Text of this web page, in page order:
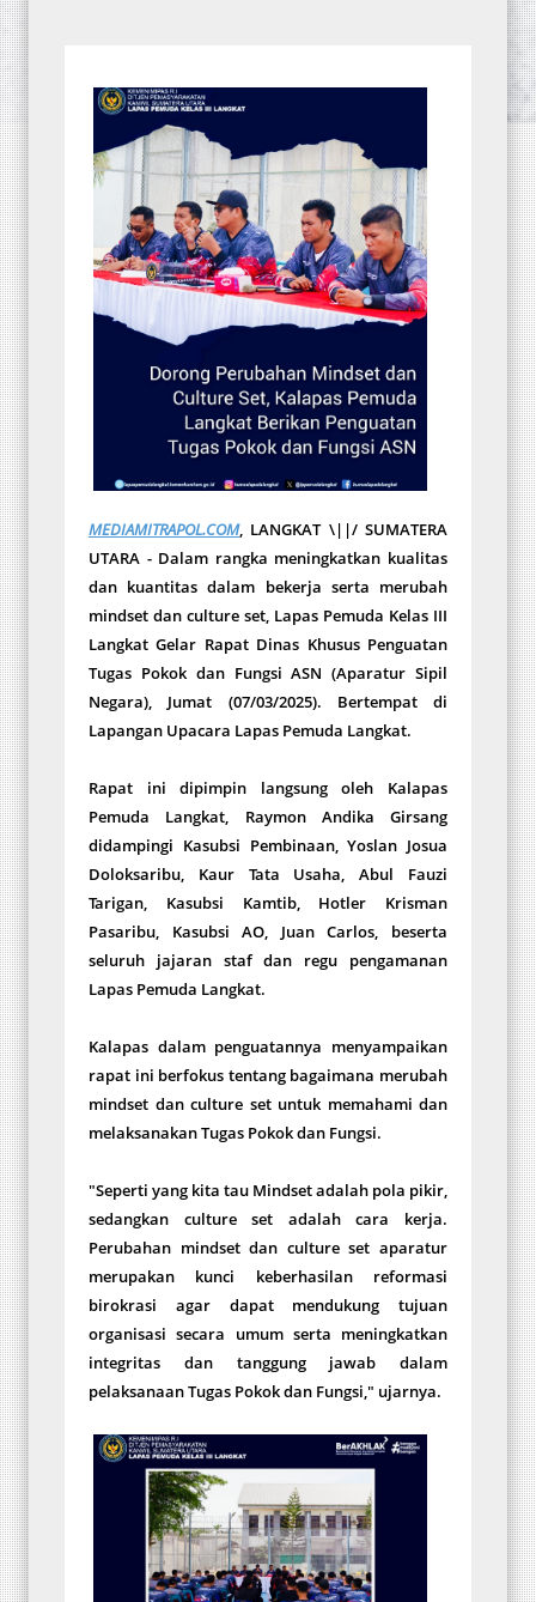
MEDIAMITRAPOL.COM, LANGKAT \||/ SUMATERA
UTARA - Dalam rangka meningkatkan kualitas
dan kuantitas dalam bekerja serta merubah
mindset dan culture set, Lapas Pemuda Kelas III
Langkat Gelar Rapat Dinas Khusus Penguatan
Tugas Pokok dan Fungsi ASN (Aparatur Sipil
Negara), Jumat (07/03/2025). Bertempat di
Lapangan Upacara Lapas Pemuda Langkat.
Rapat ini dipimpin langsung oleh Kalapas
Pemuda Langkat, Raymon Andika Girsang
didampingi Kasubsi Pembinaan, Yoslan Josua
Doloksaribu, Kaur Tata Usaha, Abul Fauzi
Tarigan, Kasubsi Kamtib, Hotler Krisman
Pasaribu, Kasubsi AO, Juan Carlos, beserta
seluruh jajaran staf dan regu pengamanan
Lapas Pemuda Langkat.
Kalapas dalam penguatannya menyampaikan
rapat ini berfokus tentang bagaimana merubah
mindset dan culture set untuk memahami dan
melaksanakan Tugas Pokok dan Fungsi.
"Seperti yang kita tau Mindset adalah pola pikir,
sedangkan culture set adalah cara kerja.
Perubahan mindset dan culture set aparatur
merupakan kunci keberhasilan reformasi
birokrasi agar dapat mendukung tujuan
organisasi secara umum serta meningkatkan
integritas dan tanggung jawab dalam
pelaksanaan Tugas Pokok dan Fungsi," ujarnya.